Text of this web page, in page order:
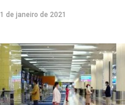
de janeiro de 2021